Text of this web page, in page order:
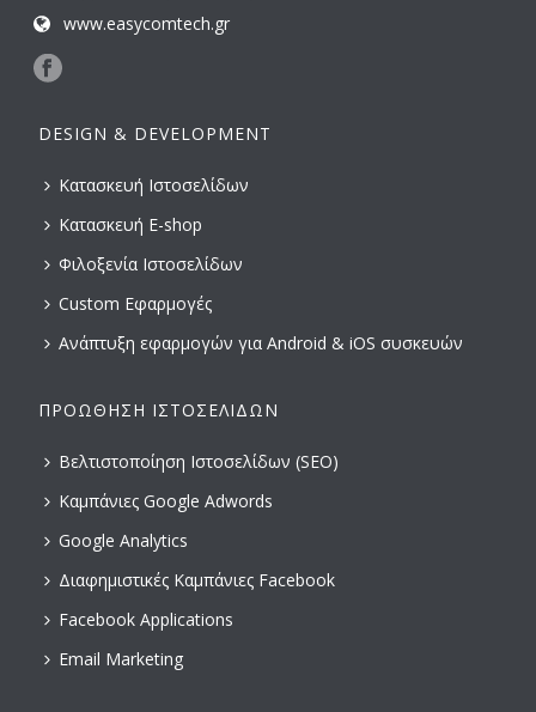
www.easycomtech.gr
DESIGN & DEVELOPMENT
Κατασκευή Ιστοσελίδων
Κατασκευή E-shop
Φιλοξενία Ιστοσελίδων
Custom Εφαρμογές
Ανάπτυξη εφαρμογών για Android & iOS συσκευών
ΠΡΟΏΘΗΣΗ ΙΣΤΟΣΕΛΊΔΩΝ
Βελτιστοποίηση Ιστοσελίδων (SEO)
Καμπάνιες Google Adwords
Google Analytics
Διαφημιστικές Καμπάνιες Facebook
Facebook Applications
Email Marketing